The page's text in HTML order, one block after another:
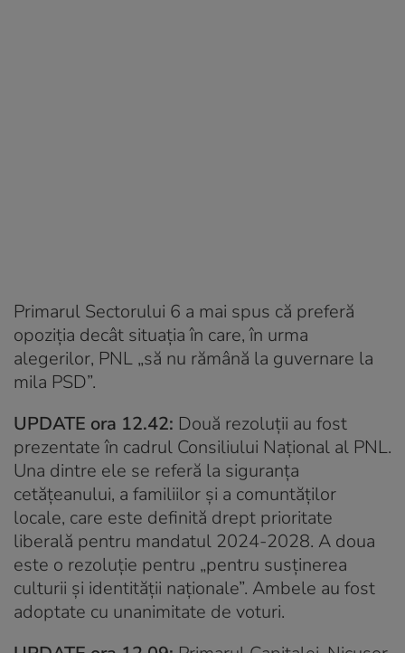
Primarul Sectorului 6 a mai spus că preferă
opoziția decât situația în care, în urma
alegerilor, PNL „să nu rămână la guvernare la
mila PSD”.
UPDATE ora 12.42: Două rezoluții au fost
prezentate în cadrul Consiliului Național al PNL.
Una dintre ele se referă la siguranța
cetățeanului, a familiilor și a comuntăților
locale, care este definită drept prioritate
liberală pentru mandatul 2024-2028. A doua
este o rezoluție pentru „pentru susţinerea
culturii şi identităţii naţionale”. Ambele au fost
adoptate cu unanimitate de voturi.